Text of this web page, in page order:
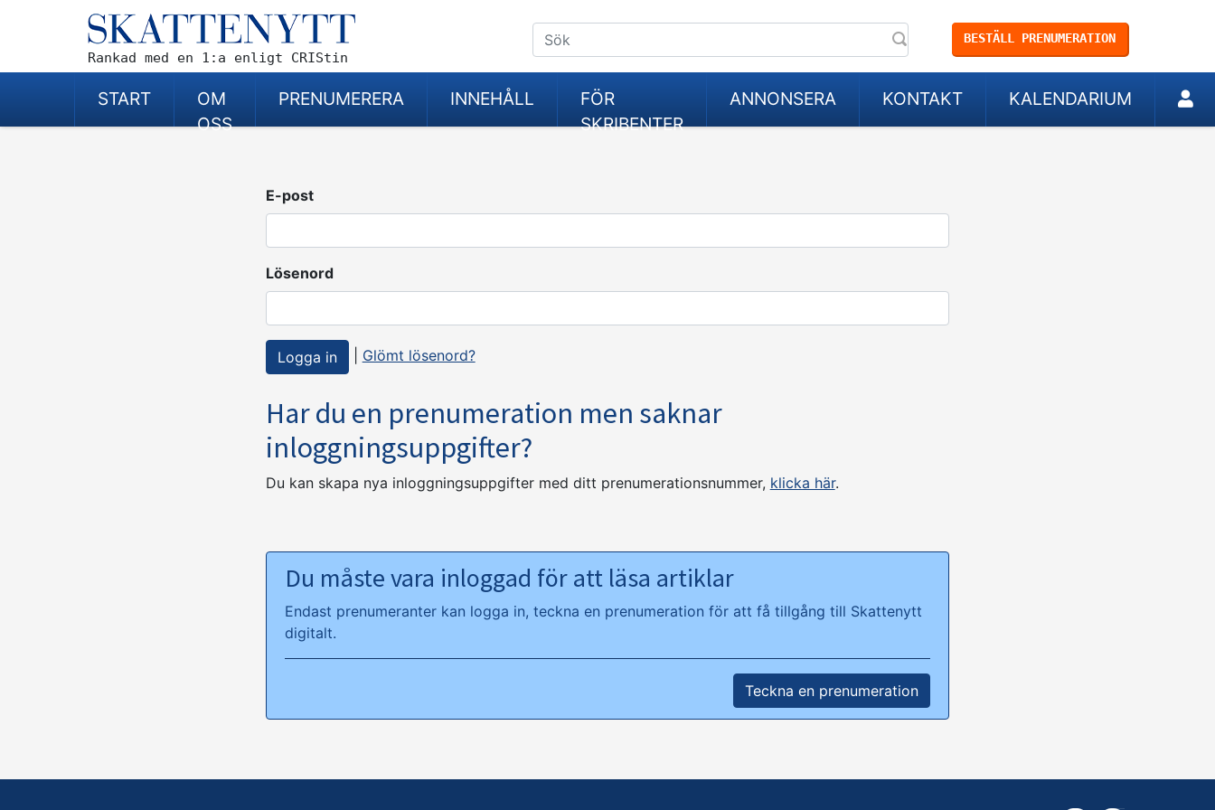
Rankad med en 1:a enligt CRIStin
BESTÄLL PRENUMERATION
START
OM
OSS
PRENUMERERA INNEHÅLL
FÖR
SKRIBENTER
ANNONSERA KONTAKT KALENDARIUM
E-post
Lösenord
Glömt lösenord?
Har du en prenumeration men saknar
inloggningsuppgifter?
Du kan skapa nya inloggningsuppgifter med ditt prenumerationsnummer, klicka här.
Du måste vara inloggad för att läsa artiklar
Endast prenumeranter kan logga in, teckna en prenumeration för att få tillgång till Skattenytt
digitalt.
Teckna en prenumeration